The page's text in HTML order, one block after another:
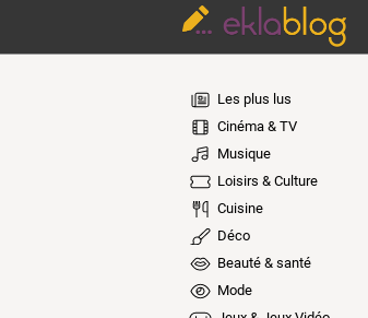
Les plus lus
Cinéma & TV
Musique
Loisirs & Culture
Cuisine
Déco
Beauté & santé
Mode